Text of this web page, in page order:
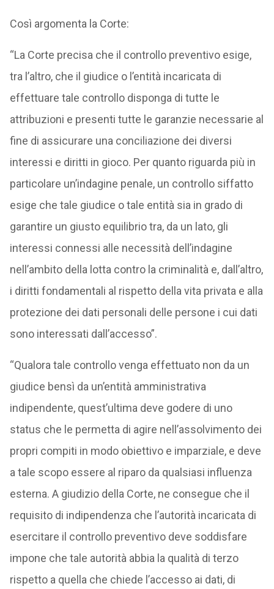
Così argomenta la Corte:
“La Corte precisa che il controllo preventivo esige,
tra l’altro, che il giudice o l’entità incaricata di
effettuare tale controllo disponga di tutte le
attribuzioni e presenti tutte le garanzie necessarie al
fine di assicurare una conciliazione dei diversi
interessi e diritti in gioco. Per quanto riguarda più in
particolare un’indagine penale, un controllo siffatto
esige che tale giudice o tale entità sia in grado di
garantire un giusto equilibrio tra, da un lato, gli
interessi connessi alle necessità dell’indagine
nell’ambito della lotta contro la criminalità e, dall’altro,
i diritti fondamentali al rispetto della vita privata e alla
protezione dei dati personali delle persone i cui dati
sono interessati dall’accesso”.
“Qualora tale controllo venga effettuato non da un
giudice bensì da un’entità amministrativa
indipendente, quest’ultima deve godere di uno
status che le permetta di agire nell’assolvimento dei
propri compiti in modo obiettivo e imparziale, e deve
a tale scopo essere al riparo da qualsiasi influenza
esterna. A giudizio della Corte, ne consegue che il
requisito di indipendenza che l’autorità incaricata di
esercitare il controllo preventivo deve soddisfare
impone che tale autorità abbia la qualità di terzo
rispetto a quella che chiede l’accesso ai dati, di